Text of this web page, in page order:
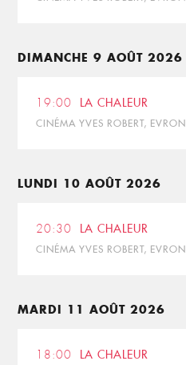
DIMANCHE 9 AOÛT 2026
19:00 LA CHALEUR
CINÉMA YVES ROBERT, EVRON
LUNDI 10 AOÛT 2026
20:30 LA CHALEUR
CINÉMA YVES ROBERT, EVRON
MARDI 11 AOÛT 2026
18:00 LA CHALEUR